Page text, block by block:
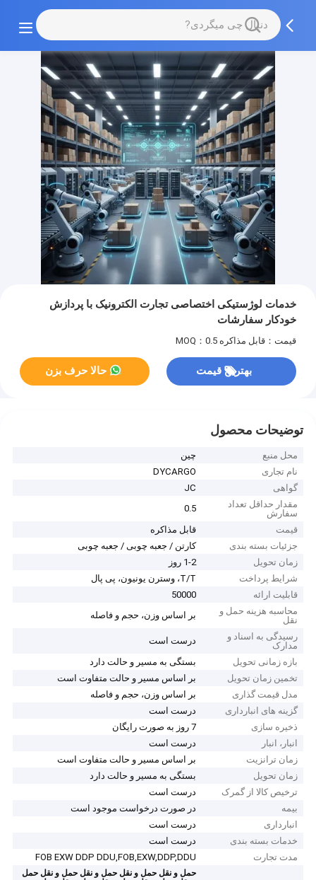
خدمات لوژستیکی اختصاصی تجارت الکترونیک با پردازش
خودکار سفارشات
قیمت：قابل مذاکره MOQ：0.5
بهترین قیمت حالا حرف بزن
توضیحات محصول
محل منبع
چین
نام تجاری
DYCARGO
گواهی
JC
مقدار حداقل تعداد
سفارش
0.5
قیمت
قابل مذاکره
جزئیات بسته بندی
کارتن / جعبه چوبی / جعبه چوبی
زمان تحویل
1-2 روز
شرایط پرداخت
T/T، وسترن یونیون، پی پال
قابلیت ارائه
50000
محاسبه هزینه حمل و
نقل
بر اساس وزن، حجم و فاصله
رسیدگی به اسناد و
مدارک
درست است
بازه زمانی تحویل
بستگی به مسیر و حالت دارد
تخمین زمان تحویل
بر اساس مسیر و حالت متفاوت است
مدل قیمت گذاری
بر اساس وزن، حجم و فاصله
گزینه های انبارداری
درست است
ذخیره سازی
7 روز به صورت رایگان
انبار، انبار
درست است
زمان ترانزیت
بر اساس مسیر و حالت متفاوت است
زمان تحویل
بستگی به مسیر و حالت دارد
ترخیص کالا از گمرک
درست است
بیمه
در صورت درخواست موجود است
انبارداری
درست است
خدمات بسته بندی
درست است
مدت تجارت
FOB EXW DDP DDU,FOB,EXW,DDP,DDU
حمل و نقل حمل و نقل حمل و نقل حمل و نقل حمل